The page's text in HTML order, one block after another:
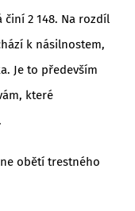
činí 2 148. Na rozdíl
k násilnostem,
Je to především
které
obětí trestného